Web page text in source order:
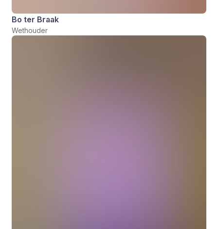
Bo ter Braak
Wethouder